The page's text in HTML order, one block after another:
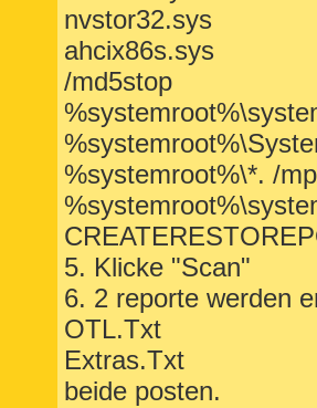
nvstor32.sys
ahcix86s.sys
/md5stop
%systemroot%\*. /
5. Klicke "Scan"
6. 2 reporte werden
OTL.Txt
Extras.Txt
beide posten.